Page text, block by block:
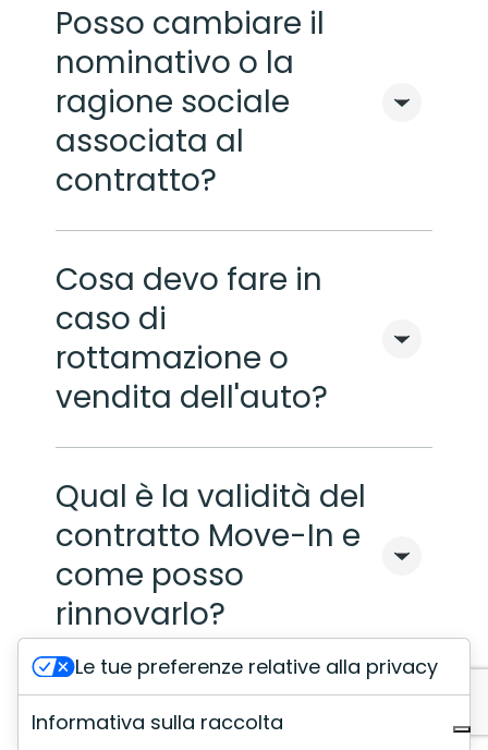
Posso cambiare il
nominativo o la
ragione sociale
associata al
contratto?
Cosa devo fare in
caso di
rottamazione o
vendita dell'auto?
Qual è la validità del
contratto Move-In e
come posso
rinnovarlo?
Come posso
Le tue preferenze relative alla privacy
Informativa sulla raccolta